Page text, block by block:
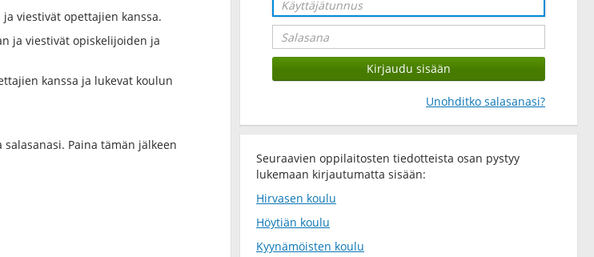
Unohditko salasanasi?
Seuraavien oppilaitosten tiedotteista osan pystyy
lukemaan kirjautumatta sisään:
Hirvasen koulu
Höytiän koulu
Kyynämöisten koulu
viestivät opettajien kanssa.
ja viestivät opiskelijoiden ja
kanssa ja lukevat koulun
Paina tämän jälkeen